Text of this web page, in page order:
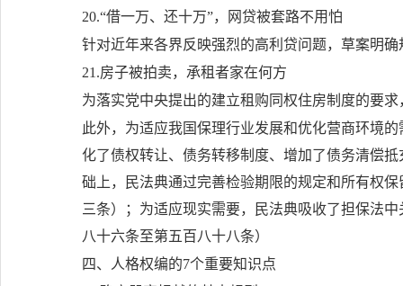
20.“借一万、还十万”，网贷被套路不用怕
针对近年来各界反映强烈的高利贷问题，草案明
21.房子被拍卖，承租者家在何方
为落实党中央提出的建立租购同权住房制度的要
此外，为适应我国保理行业发展和优化营商环境
化了债权转让、债务转移制度、增加了债务清偿
础上，民法典通过完善检验期限的规定和所有权
三条）；为适应现实需要，民法典吸收了担保法
八十六条至第五百八十八条）
四、人格权编的7个重要知识点